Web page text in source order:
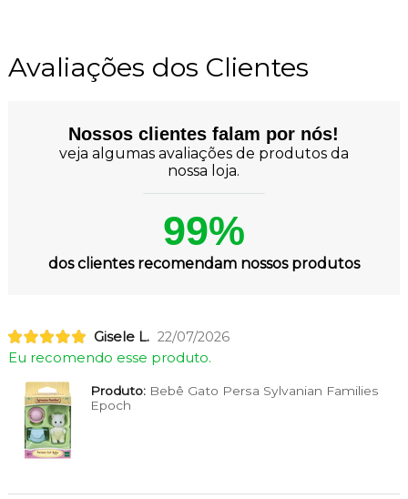
Avaliações dos Clientes
Nossos clientes falam por nós!
veja algumas avaliações de produtos da
nossa loja.
99%
dos clientes recomendam nossos produtos
Gisele L. 22/07/2026
Eu recomendo esse produto.
Produto:Bebê Gato Persa Sylvanian Families
Epoch